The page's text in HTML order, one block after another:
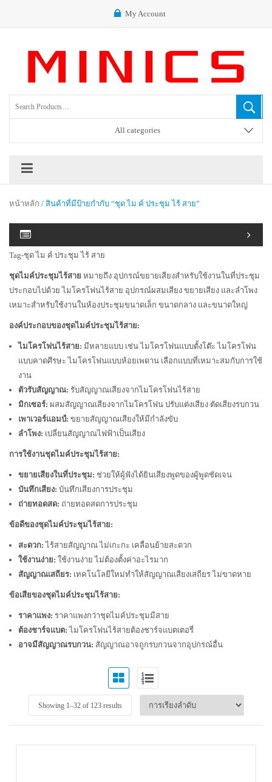
My Account
All categories
หน้าหลัก / สินค้าที่มีป้ายกำกับ “ชุด ไม ค์ ประชุม ไร้ สาย”
Tag-ชุด ไม ค์ ประชุม ไร้ สาย
ชุดไมค์ประชุมไร้สาย หมายถึง อุปกรณ์ขยายเสียงสำหรับใช้งานในที่ประชุม
ประกอบไปด้วย ไมโครโฟนไร้สาย อุปกรณ์ผสมเสียง ขยายเสียง และลำโพง
เหมาะสำหรับใช้งานในห้องประชุมขนาดเล็ก ขนาดกลาง และขนาดใหญ่
องค์ประกอบของชุดไมค์ประชุมไร้สาย:
ไมโครโฟนไร้สาย: มีหลายแบบ เช่น ไมโครโฟนแบบตั้งโต๊ะ ไมโครโฟน
แบบคาดศีรษะ ไมโครโฟนแบบห้อยเพดาน เลือกแบบที่เหมาะสมกับการใช้
งาน
ตัวรับสัญญาณ: รับสัญญาณเสียงจากไมโครโฟนไร้สาย
มิกเซอร์: ผสมสัญญาณเสียงจากไมโครโฟน ปรับแต่งเสียง ตัดเสียงรบกวน
เพาเวอร์แอมป์: ขยายสัญญาณเสียงให้มีกำลังขับ
ลำโพง: เปลี่ยนสัญญาณไฟฟ้าเป็นเสียง
การใช้งานชุดไมค์ประชุมไร้สาย:
ขยายเสียงในที่ประชุม: ช่วยให้ผู้ฟังได้ยินเสียงพูดของผู้พูดชัดเจน
บันทึกเสียง: บันทึกเสียงการประชุม
ถ่ายทอดสด: ถ่ายทอดสดการประชุม
ข้อดีของชุดไมค์ประชุมไร้สาย:
สะดวก: ไร้สายสัญญาณ ไม่เกะกะ เคลื่อนย้ายสะดวก
ใช้งานง่าย: ใช้งานง่าย ไม่ต้องตั้งค่าอะไรมาก
สัญญาณเสถียร: เทคโนโลยีใหม่ทำให้สัญญาณเสียงเสถียร ไม่ขาดหาย
ข้อเสียของชุดไมค์ประชุมไร้สาย:
ราคาแพง: ราคาแพงกว่าชุดไมค์ประชุมมีสาย
ต้องชาร์จแบต: ไมโครโฟนไร้สายต้องชาร์จแบตเตอรี่
อาจมีสัญญาณรบกวน: สัญญาณอาจถูกรบกวนจากอุปกรณ์อื่น
Showing 1–32of 123 results